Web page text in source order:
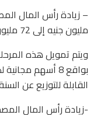
مليون جنيه إلى 72 مليون جنيه، بزيادة قدرها 32 مليون جنيه.
القابلة للتوزيع عن
-زيادة رأس المال